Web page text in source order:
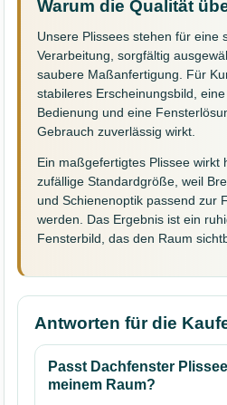
Warum die Qualität
Unsere Plissees stehen für eine
Verarbeitung, sorgfältig
saubere Maßanfertigung. Für
stabileres Erscheinungsbild,
Bedienung und eine
Gebrauch zuverlässig wirkt.
Ein maßgefertigtes Plissee wirkt
zufällige Standardgröße, weil
und Schienenoptik passend zur
werden. Das Ergebnis ist ein
Fensterbild, das den Raum
Antworten für die
Passt Dachfenster
meinem Raum?